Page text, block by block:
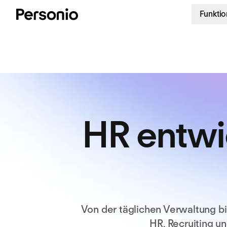
HR
Von der täglichen Verwaltung
HR, Recruiting